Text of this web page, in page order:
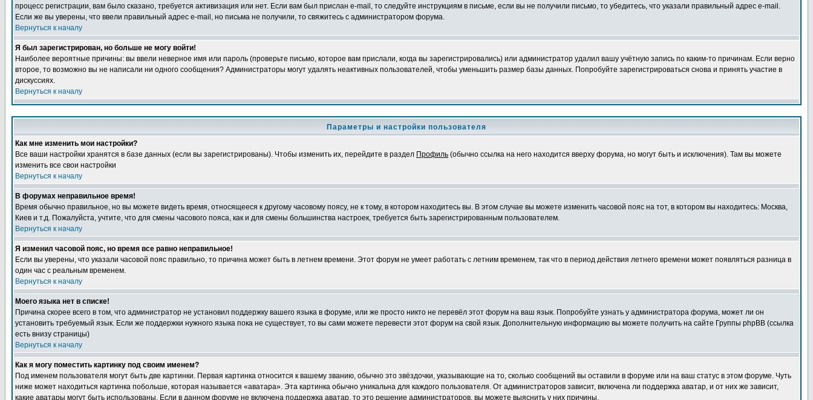
процесс регистрации, вам было сказано, требуется активизация или нет. Если вам был прислан e-mail, то следуйте инструкциям в письме, если вы не получили письмо, то убедитесь, что указали правильный адрес e-mail.
Если же вы уверены, что ввели правильный адрес e-mail, но письма не получили, то свяжитесь с администратором форума.
Вернуться к началу
Я был зарегистрирован, но больше не могу войти!
Наиболее вероятные причины: вы ввели неверное имя или пароль (проверьте письмо, которое вам прислали, когда вы зарегистрировались) или администратор удалил вашу учётную запись по каким-то причинам. Если верно
второе, то возможно вы не написали ни одного сообщения? Администраторы могут удалять неактивных пользователей, чтобы уменьшить размер базы данных. Попробуйте зарегистрироваться снова и принять участие в
дискуссиях.
Вернуться к началу
Параметры и настройки пользователя
Как мне изменить мои настройки?
Все ваши настройки хранятся в базе данных (если вы зарегистрированы). Чтобы изменить их, перейдите в раздел Профиль (обычно ссылка на него находится вверху форума, но могут быть и исключения). Там вы можете
изменить все свои настройки
Вернуться к началу
В форумах неправильное время!
Время обычно правильное, но вы можете видеть время, относящееся к другому часовому поясу, не к тому, в котором находитесь вы. В этом случае вы можете изменить часовой пояс на тот, в котором вы находитесь: Москва,
Киев и т.д. Пожалуйста, учтите, что для смены часового пояса, как и для смены большинства настроек, требуется быть зарегистрированным пользователем.
Вернуться к началу
Я изменил часовой пояс, но время все равно неправильное!
Если вы уверены, что указали часовой пояс правильно, то причина может быть в летнем времени. Этот форум не умеет работать с летним временем, так что в период действия летнего времени может появляться разница в
один час с реальным временем.
Вернуться к началу
Моего языка нет в списке!
Причина скорее всего в том, что администратор не установил поддержку вашего языка в форуме, или же просто никто не перевёл этот форум на ваш язык. Попробуйте узнать у администратора форума, может ли он
установить требуемый язык. Если же поддержки нужного языка пока не существует, то вы сами можете перевести этот форум на свой язык. Дополнительную информацию вы можете получить на сайте Группы phpBB (ссылка
есть внизу страницы)
Вернуться к началу
Как я могу поместить картинку под своим именем?
Под именем пользователя могут быть две картинки. Первая картинка относится к вашему званию, обычно это звёздочки, указывающие на то, сколько сообщений вы оставили в форуме или на ваш статус в этом форуме. Чуть
ниже может находиться картинка побольше, которая называется «аватара». Эта картинка обычно уникальна для каждого пользователя. От администраторов зависит, включена ли поддержка аватар, и от них же зависит,
какие аватары могут быть использованы. Если в данном форуме не включена поддержка аватар, то это решение администраторов, вы можете выяснить у них причины.